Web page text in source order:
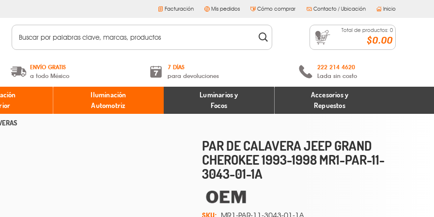
Facturación Mis pedidos Cómo comprar Contacto / Ubicación Inicio
Total de productos: 0
$0.00
ENVÍO GRATIS
a todo México
A partir de $599 MXN.
* Aplican restricciones
7 DÍAS
para devoluciones
Términos y condiciones
Políticas de devoluciones
222 214 4620
Lada sin costo
Iluminación
Automotriz
Luminarios y
Focos
Accesorios y
Repuestos
PAR DE CALAVERA JEEP GRAND
CHEROKEE 1993-1998 MR1-PAR-11-
3043-01-1A
SKU: MR1-PAR-11-3043-01-1A